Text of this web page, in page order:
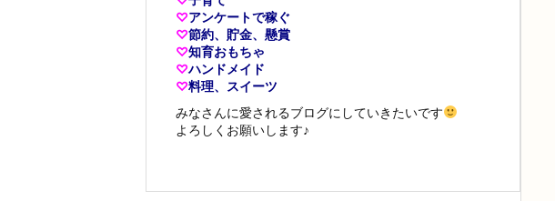
♡アンケートで稼ぐ
♡節約、貯金、懸賞
♡知育おもちゃ
♡ハンドメイド
♡料理、スイーツ
みなさんに愛されるブログにしていきたいです
よろしくお願いします♪